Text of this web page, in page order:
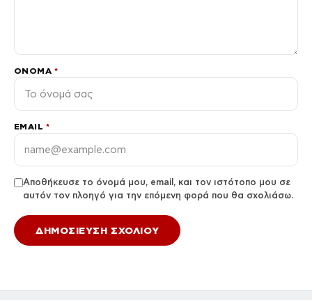
ΌΝΟΜΑ *
EMAIL *
Αποθήκευσε το όνομά μου, email, και τον ιστότοπο μου σε
αυτόν τον πλοηγό για την επόμενη φορά που θα σχολιάσω.